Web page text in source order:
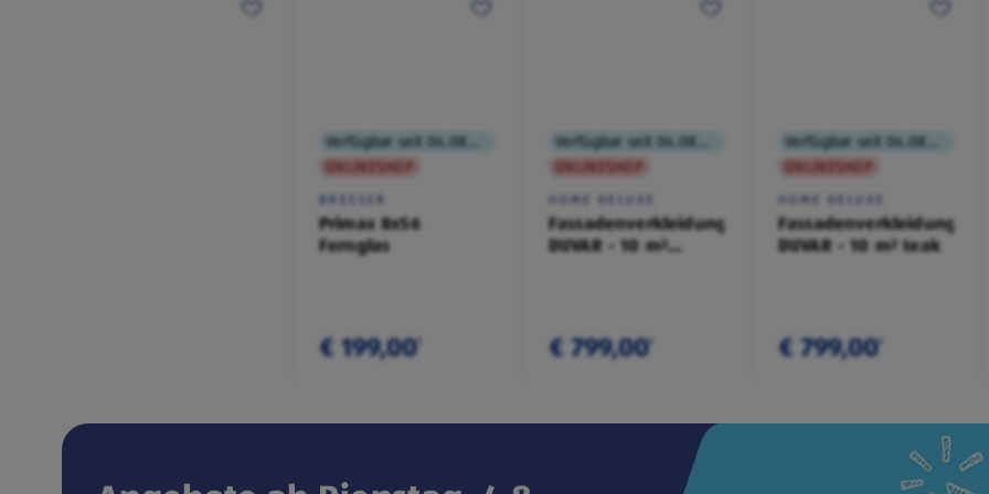
ONLINESHOP
BRESSER
Primax 8x56
Fernglas
€ 199,00¹
ONLINESHOP
HOME DELUXE
Fassadenverkleidung
DUVAR - 10 m²
€ 799,00¹
ONLINESHOP
HOME DELUXE
Fassadenverkleidung
DUVAR - 10 m² teak
€ 799,00¹